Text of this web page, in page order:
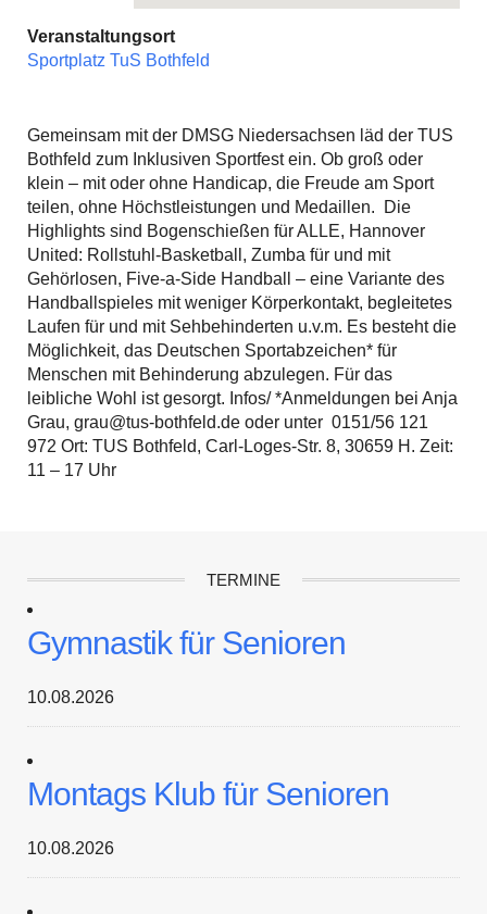
Veranstaltungsort
Sportplatz TuS Bothfeld
Gemeinsam mit der DMSG Niedersachsen läd der TUS
Bothfeld zum Inklusiven Sportfest ein. Ob groß oder
klein – mit oder ohne Handicap, die Freude am Sport
teilen, ohne Höchstleistungen und Medaillen. Die
Highlights sind Bogenschießen für ALLE, Hannover
United: Rollstuhl-Basketball, Zumba für und mit
Gehörlosen, Five-a-Side Handball – eine Variante des
Handballspieles mit weniger Körperkontakt, begleitetes
Laufen für und mit Sehbehinderten u.v.m. Es besteht die
Möglichkeit, das Deutschen Sportabzeichen* für
Menschen mit Behinderung abzulegen. Für das
leibliche Wohl ist gesorgt. Infos/ *Anmeldungen bei Anja
Grau, grau@tus-bothfeld.de oder unter 0151/56 121
972 Ort: TUS Bothfeld, Carl-Loges-Str. 8, 30659 H. Zeit:
11 – 17 Uhr
TERMINE
Gymnastik für Senioren
10.08.2026
Montags Klub für Senioren
10.08.2026